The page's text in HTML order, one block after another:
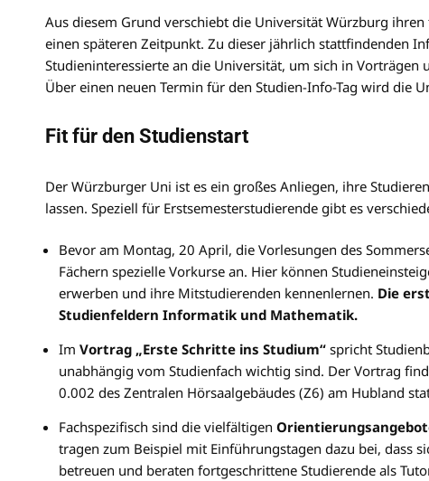
Aus diesem Grund verschiebt die Universität Würzburg
einen späteren Zeitpunkt. Zu dieser jährlich stattfindenden
Studieninteressierte an die Universität, um sich in
Über einen neuen Termin für den Studien-Info-Tag wird die
Fit für den Studienstart
Der Würzburger Uni ist es ein großes Anliegen, ihre
lassen. Speziell für Erstsemesterstudierende gibt es
Bevor am Montag, 20 April, die Vorlesungen des
Fächern spezielle Vorkurse an. Hier können
erwerben und ihre Mitstudierenden kennenlernen. Die
Studienfeldern Informatik und Mathematik.
Im Vortrag „Erste Schritte ins Studium“ spricht
unabhängig vom Studienfach wichtig sind. Der Vortrag
0.002 des Zentralen Hörsaalgebäudes (Z6) am Hubland
Fachspezifisch sind die vielfältigen
tragen zum Beispiel mit Einführungstagen dazu bei, dass
betreuen und beraten fortgeschrittene Studierende als